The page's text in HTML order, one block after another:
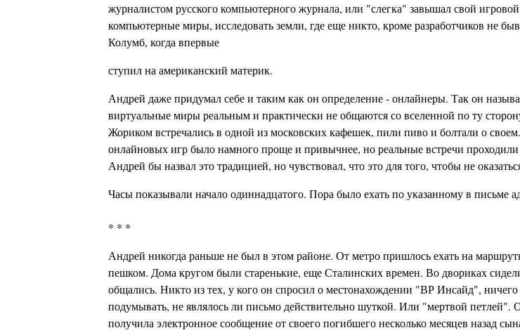
журналистом русского компьютерного журнала, или "слегка" завышал свой
компьютерные миры, исследовать земли, где еще никто, кроме разработчиков не
Колумб, когда впервые
ступил на американский материк.
Андрей даже придумал себе и таким как он определение - онлайнеры. Так он
виртуальные миры реальным и практически не общаются со вселенной по ту
Жориком встречались в одной из московских кафешек, пили пиво и болтали о
онлайновых игр было намного проще и привычнее, но реальные встречи
Андрей бы назвал это традицией, но чувствовал, что это для того, чтобы не
Часы показывали начало одиннадцатого. Пора было ехать по указанному в письме
* * *
Андрей никогда раньше не был в этом районе. От метро пришлось ехать на
пешком. Дома кругом были старенькие, еще Сталинских времен. Во двориках
общались. Никто из тех, у кого он спросил о местонахождении "ВР Инсайд",
подумывать, не являлось ли письмо действительно шуткой. Или "мертвой
получила электронное сообщение от своего погибшего несколько месяцев назад